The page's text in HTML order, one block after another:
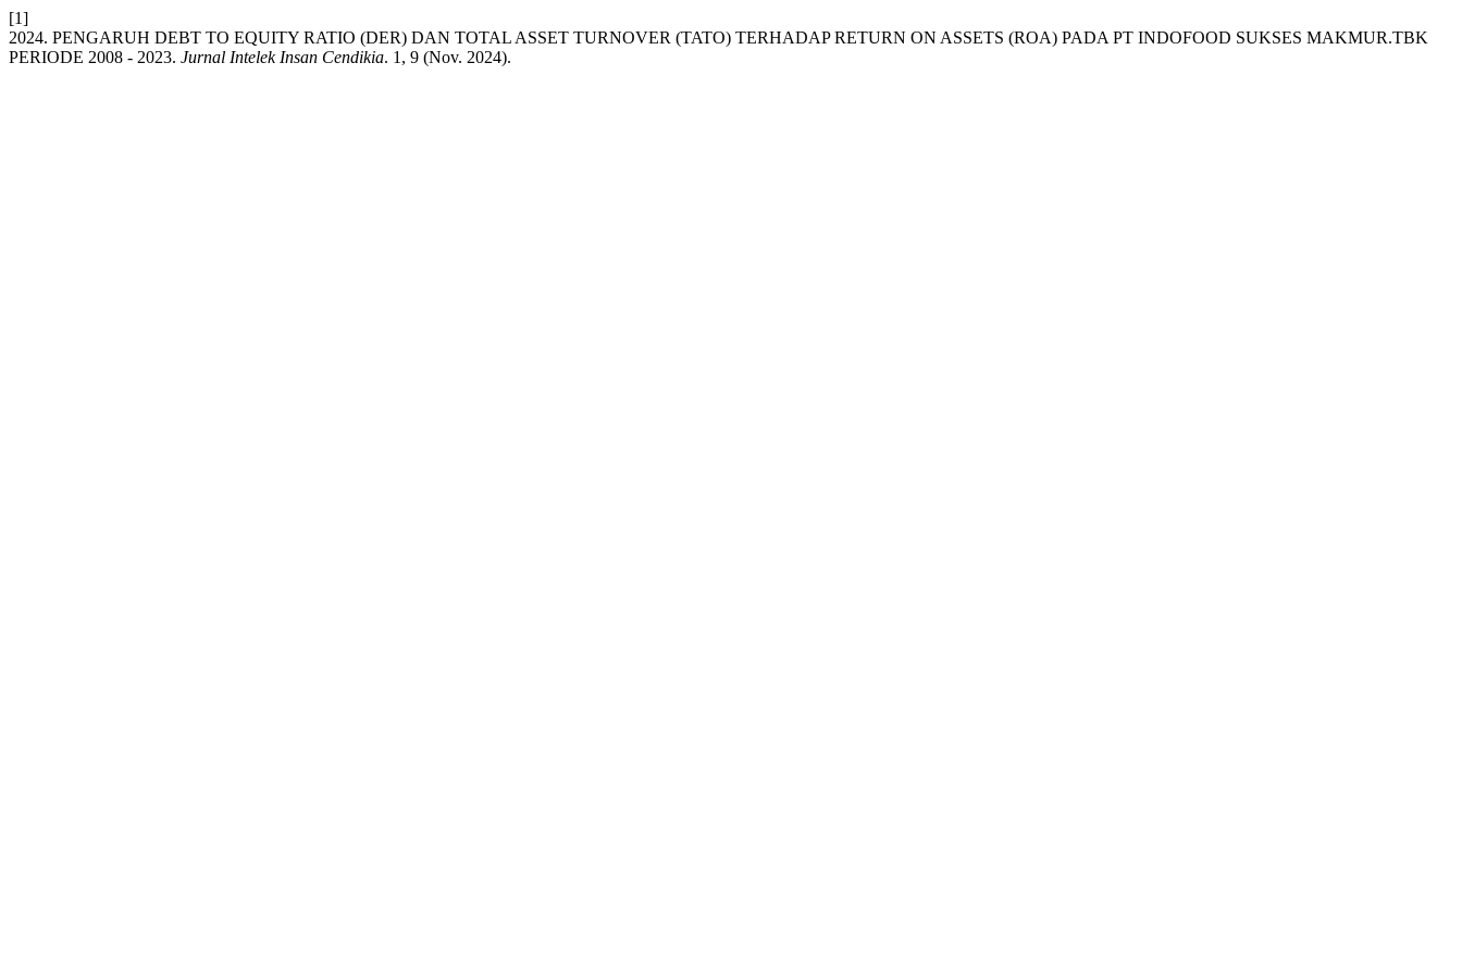
[1]
2024. PENGARUH DEBT TO EQUITY RATIO (DER) DAN TOTAL ASSET TURNOVER (TATO) TERHADAP RETURN ON ASSETS (ROA) PADA PT INDOFOOD SUKSES MAKMUR.TBK
PERIODE 2008 - 2023. Jurnal Intelek Insan Cendikia. 1, 9 (Nov. 2024).